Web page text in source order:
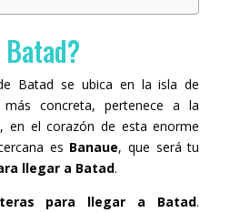
Batad se ubica en la isla de
concreta, pertenece a la
, en el corazón de esta enorme
es Banaue, que será tu
llegar a Batad.
para llegar a Batad.